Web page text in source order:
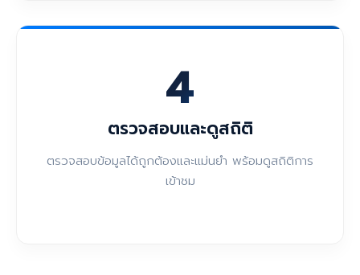
4
ตรวจสอบและดูสถิติ
ตรวจสอบข้อมูลได้ถูกต้องและแม่นยำ พร้อมดูสถิติการ
เข้าชม